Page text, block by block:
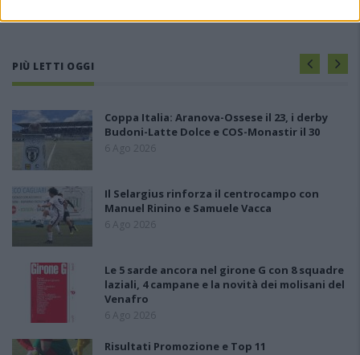
PIÙ LETTI OGGI
Coppa Italia: Aranova-Ossese il 23, i derby
Budoni-Latte Dolce e COS-Monastir il 30
6 Ago 2026
Il Selargius rinforza il centrocampo con
Manuel Rinino e Samuele Vacca
6 Ago 2026
Le 5 sarde ancora nel girone G con 8 squadre
laziali, 4 campane e la novità dei molisani del
Venafro
6 Ago 2026
Risultati Promozione e Top 11